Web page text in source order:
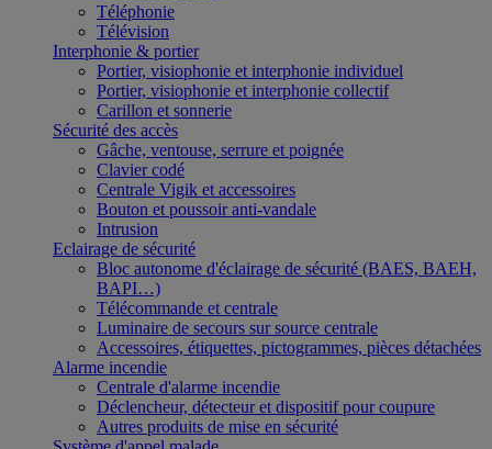
Téléphonie
Télévision
Interphonie & portier
Portier, visiophonie et interphonie individuel
Portier, visiophonie et interphonie collectif
Carillon et sonnerie
Sécurité des accès
Gâche, ventouse, serrure et poignée
Clavier codé
Centrale Vigik et accessoires
Bouton et poussoir anti-vandale
Intrusion
Eclairage de sécurité
Bloc autonome d'éclairage de sécurité (BAES, BAEH,
BAPI…)
Télécommande et centrale
Luminaire de secours sur source centrale
Accessoires, étiquettes, pictogrammes, pièces détachées
Alarme incendie
Centrale d'alarme incendie
Déclencheur, détecteur et dispositif pour coupure
Autres produits de mise en sécurité